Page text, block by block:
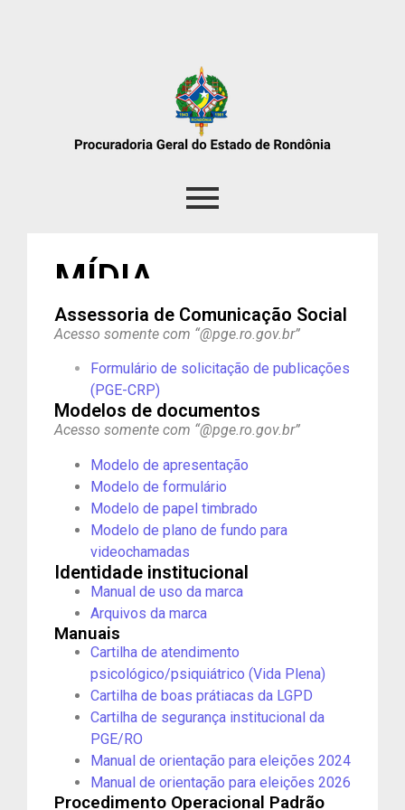
MÍDIA
Assessoria de Comunicação Social
Acesso somente com “@pge.ro.gov.br”
Formulário de solicitação de publicações
(PGE-CRP)
Modelos de documentos
Acesso somente com “@pge.ro.gov.br”
Modelo de apresentação​
Modelo de formulário
Modelo de papel timbrado
Modelo de plano de fundo para
videochamadas
Identidade institucional
Manual de uso da marca
Arquivos da marca​
Manuais
Cartilha de atendimento
psicológico/psiquiátrico (Vida Plena)
Cartilha de boas prátiacas da LGPD
Cartilha de segurança institucional da
PGE/RO
Manual de orientação para eleições 2024
Manual de orientação para eleições 2026
Procedimento Operacional Padrão